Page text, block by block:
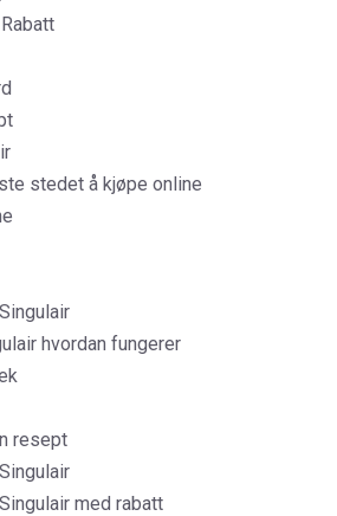
stedet å kjøpe online
hvordan fungerer
resept
med rabatt